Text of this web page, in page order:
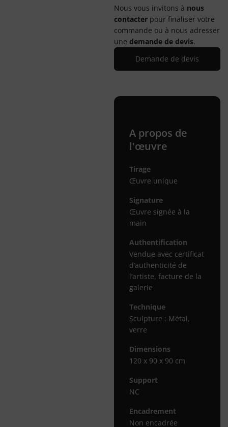
Nous vous invitons à nous
contacter pour finaliser votre
commande ou à nous adresser
une demande de devis.
Demande de devis
A propos de
l'œuvre
Tirage
Œuvre unique
Signature
Œuvre signée à la
main
Authentification
Vendue avec certificat
d’authenticité de
l’artiste, facture de la
galerie
Technique
Sculpture : Métal,
verre
Dimensions
120 x 90 x 90 cm
Support
NC
Encadrement
Non encadrée